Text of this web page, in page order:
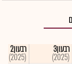
רבעון3
(2025)
רבעון2
(2025)